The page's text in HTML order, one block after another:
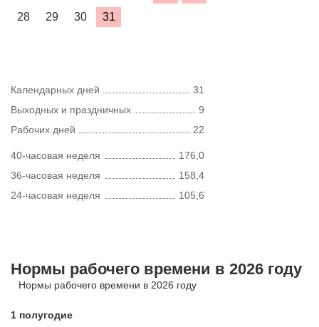
28
29 30 31
Календарных дней
31
Выходных и праздничных
9
Рабочих дней
22
40-часовая неделя
176,0
36-часовая неделя
158,4
24-часовая неделя
105,6
Нормы рабочего времени в 2026 году
Нормы рабочего времени в 2026 году
1 полугодие